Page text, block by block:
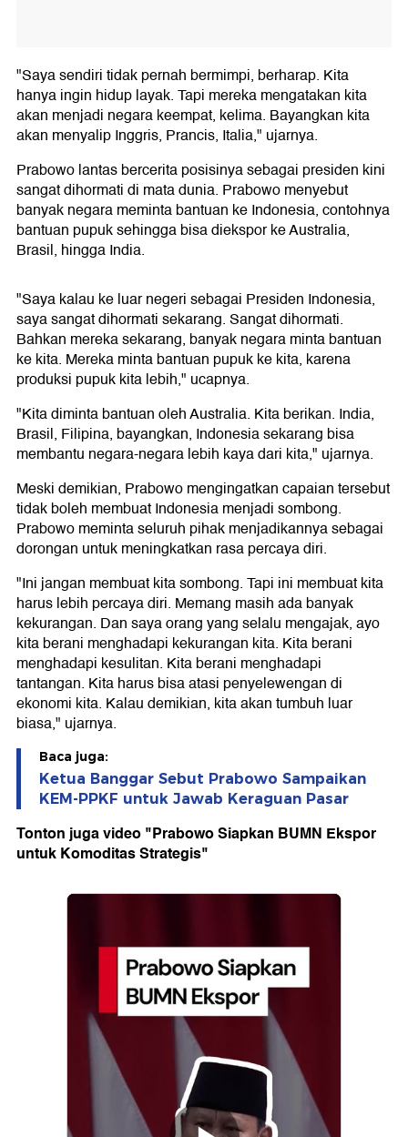
"Saya sendiri tidak pernah bermimpi, berharap. Kita
hanya ingin hidup layak. Tapi mereka mengatakan kita
akan menjadi negara keempat, kelima. Bayangkan kita
akan menyalip Inggris, Prancis, Italia," ujarnya.
Prabowo lantas bercerita posisinya sebagai presiden kini
sangat dihormati di mata dunia. Prabowo menyebut
banyak negara meminta bantuan ke Indonesia, contohnya
bantuan pupuk sehingga bisa diekspor ke Australia,
Brasil, hingga India.
"Saya kalau ke luar negeri sebagai Presiden Indonesia,
saya sangat dihormati sekarang. Sangat dihormati.
Bahkan mereka sekarang, banyak negara minta bantuan
ke kita. Mereka minta bantuan pupuk ke kita, karena
produksi pupuk kita lebih," ucapnya.
"Kita diminta bantuan oleh Australia. Kita berikan. India,
Brasil, Filipina, bayangkan, Indonesia sekarang bisa
membantu negara-negara lebih kaya dari kita," ujarnya.
Meski demikian, Prabowo mengingatkan capaian tersebut
tidak boleh membuat Indonesia menjadi sombong.
Prabowo meminta seluruh pihak menjadikannya sebagai
dorongan untuk meningkatkan rasa percaya diri.
"Ini jangan membuat kita sombong. Tapi ini membuat kita
harus lebih percaya diri. Memang masih ada banyak
kekurangan. Dan saya orang yang selalu mengajak, ayo
kita berani menghadapi kekurangan kita. Kita berani
menghadapi kesulitan. Kita berani menghadapi
tantangan. Kita harus bisa atasi penyelewengan di
ekonomi kita. Kalau demikian, kita akan tumbuh luar
biasa," ujarnya.
Baca juga:
Ketua Banggar Sebut Prabowo Sampaikan
KEM-PPKF untuk Jawab Keraguan Pasar
Tonton juga video "Prabowo Siapkan BUMN Ekspor
untuk Komoditas Strategis"